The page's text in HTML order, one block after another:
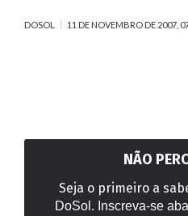
DOSOL 11 DE NOVEMBRO DE 2007,
NÃO
Seja o primeiro a
DoSol. Inscreva-se